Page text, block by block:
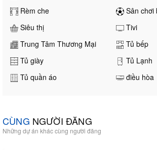
Rèm che
Sân chơi
Siêu thị
Tivi
Trung Tâm Thương Mại
Tủ bếp
Tủ giày
Tủ Lạnh
Tủ quần áo
điều hòa
CÙNG NGƯỜI ĐĂNG
Những dự án khác cùng người đăng